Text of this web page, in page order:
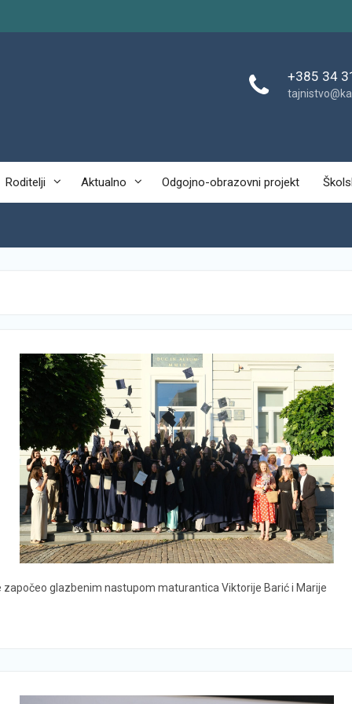
+385 34
Roditelji Aktualno Odgojno-obrazovni projekt
glazbenim nastupom maturantica Viktorije Barić i Marije